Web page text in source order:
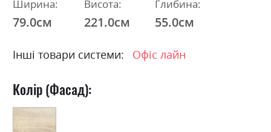
Ширина:
79.0см
Висота:
221.0см
Глибина:
55.0см
Інші товари системи: Офіс лайн
Колір (Фасад):